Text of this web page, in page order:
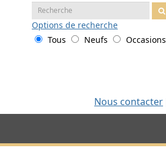
Recherche
:
Options de recherche
Tous
Neufs Occasions
Nous contacter